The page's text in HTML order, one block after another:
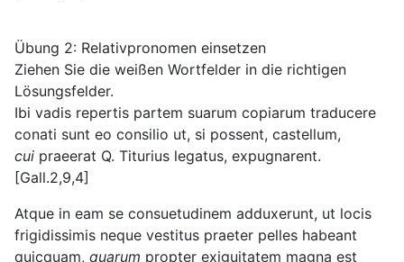
Übung 2: Relativpronomen einsetzen
Ziehen Sie die weißen Wortfelder in die richtigen
Lösungsfelder.
Ibi vadis repertis partem suarum copiarum traducere
conati sunt eo consilio ut, si possent, castellum,
cui praeerat Q. Titurius legatus, expugnarent.
[Gall.2,9,4]
Atque in eam se consuetudinem adduxerunt, ut locis
frigidissimis neque vestitus praeter pelles habeant
quicquam, quarum propter exiguitatem magna est